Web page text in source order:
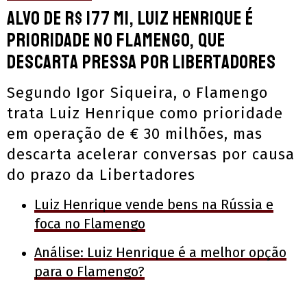
Alvo de R$ 177 mi, Luiz Henrique é
prioridade no Flamengo, que
descarta pressa por Libertadores
Segundo Igor Siqueira, o Flamengo
trata Luiz Henrique como prioridade
em operação de € 30 milhões, mas
descarta acelerar conversas por causa
do prazo da Libertadores
Luiz Henrique vende bens na Rússia e
foca no Flamengo
Análise: Luiz Henrique é a melhor opção
para o Flamengo?